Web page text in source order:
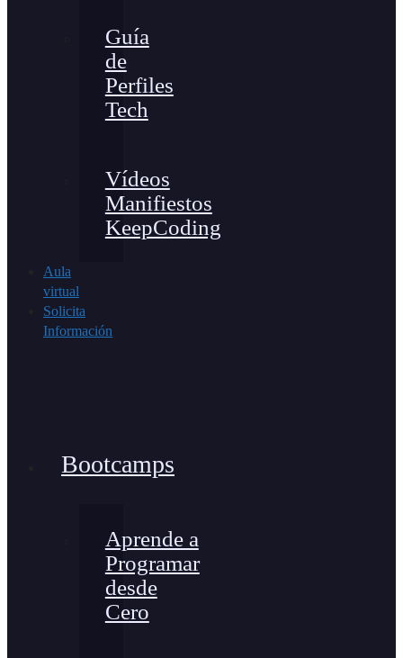
Guía
de
Perfiles
Tech
Vídeos
Manifiestos
KeepCoding
Aula
virtual
Solicita
Información
Bootcamps
Aprende a
Programar
desde
Cero